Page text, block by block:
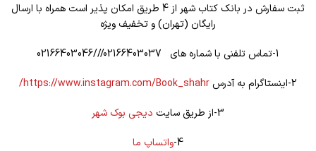
ثبت سفارش در بانک کتاب شهر از 4 طریق امکان پذیر است همراه با ارسال
رایگان (تهران) و تخفیف ویژه
1-تماس تلفنی با شماره های 02166403037///02166403046
2-اینستاگرام به آدرس
https://www.instagram.com/Book_shahr/
3-از طریق سایت
دیجی بوک شهر
4- واتساپ ما